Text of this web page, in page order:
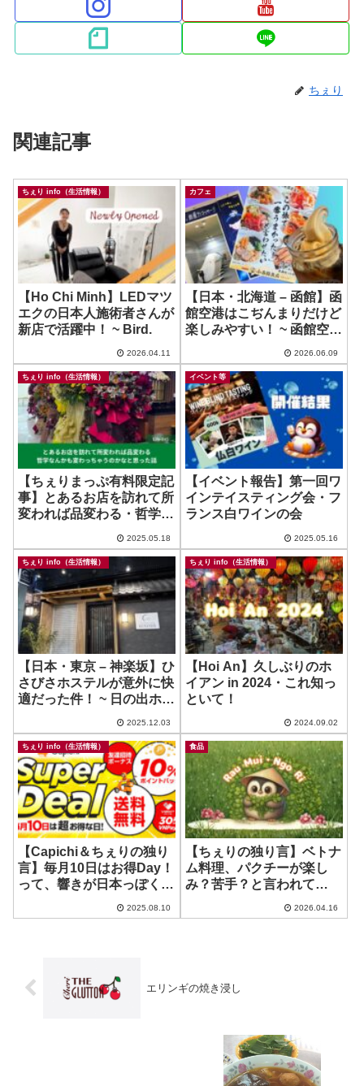
ちぇり
関連記事
ちぇり info（生活情報）
【Ho Chi Minh】LEDマツ
エクの日本人施術者さんが
新店で活躍中！ ~ Bird.
2026.04.11
カフェ
【日本・北海道 – 函館】函
館空港はこぢんまりだけど
楽しみやすい！ ~ 函館空港
ージ
2026.06.09
ちぇり info（生活情報）
【ちぇりまっぷ有料限定記
事】とあるお店を訪れて所
変われば品変わる・哲学な
と思った話（LIFE-045）
2025.05.18
イベント等
【イベント報告】第一回ワ
インテイスティング会・フ
ランス白ワインの会
2025.05.16
ちぇり info（生活情報）
【日本・東京 – 神楽坂】ひ
さびさホステルが意外に快
適だった件！ ~ 日の出ホテ
2025.12.03
ちぇり info（生活情報）
【Hoi An】久しぶりのホ
イアン in 2024・これ知っ
といて！
2024.09.02
ちぇり info（生活情報）
【Capichi＆ちぇりの独り
言】毎月10日はお得Day！
って、響きが日本っぽくて
2025.08.10
食品
【ちぇりの独り言】ベトナ
ム料理、パクチーが楽し
み？苦手？と言われて
2026.04.16
エリンギの焼き浸し